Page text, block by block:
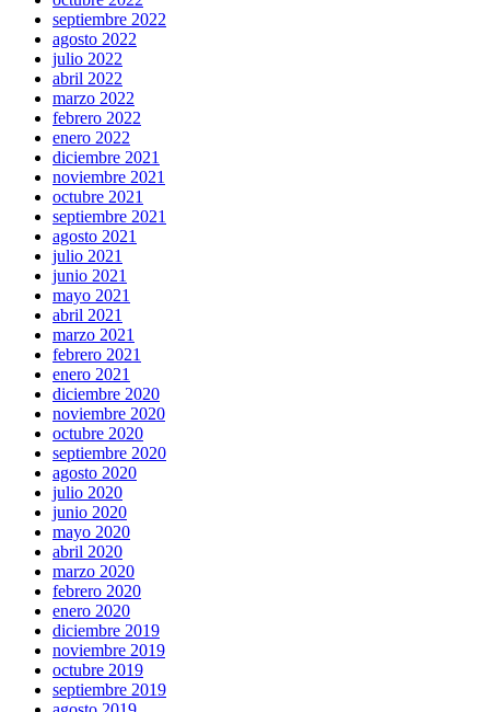
septiembre 2022
agosto 2022
julio 2022
abril 2022
marzo 2022
febrero 2022
enero 2022
diciembre 2021
noviembre 2021
octubre 2021
septiembre 2021
agosto 2021
julio 2021
junio 2021
mayo 2021
abril 2021
marzo 2021
febrero 2021
enero 2021
diciembre 2020
noviembre 2020
octubre 2020
septiembre 2020
agosto 2020
julio 2020
junio 2020
mayo 2020
abril 2020
marzo 2020
febrero 2020
enero 2020
diciembre 2019
noviembre 2019
octubre 2019
septiembre 2019